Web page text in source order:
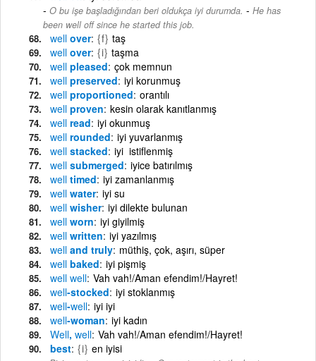
O bu işe başladığından beri oldukça iyi durumda. - He has
been well off since he started this job.
well over {f} taş
well over {i} taşma
well pleased çok memnun
well preserved iyi korunmuş
well proportioned orantılı
well proven kesin olarak kanıtlanmış
well read iyi okunmuş
well rounded iyi yuvarlanmış
well stacked iyi istiflenmiş
well submerged iyice batırılmış
well timed iyi zamanlanmış
well water iyi su
well wisher iyi dilekte bulunan
well worn iyi giyilmiş
well written iyi yazılmış
well and truly müthiş, çok, aşırı, süper
well baked iyi pişmiş
well well Vah vah!/Aman efendim!/Hayret!
well-stocked iyi stoklanmış
well-well iyi iyi
well-woman iyi kadın
Well, well Vah vah!/Aman efendim!/Hayret!
best {i} en iyisi